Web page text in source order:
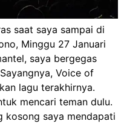
saat saya sampai di
Minggu 27 Januari
saya bergegas
Voice of
lagu terakhirnya.
mencari teman dulu.
kosong saya mendapati